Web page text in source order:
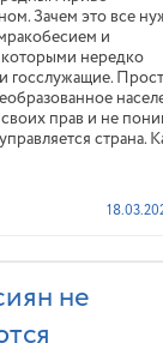
Зачем это все
и
нередко
госслужащие.
прав и не
страна.
не